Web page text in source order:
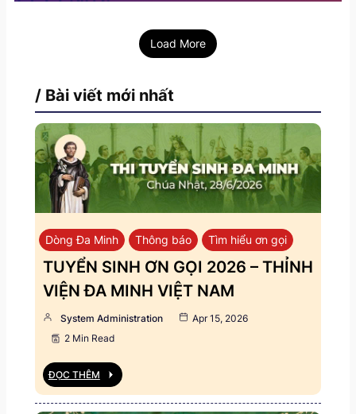
Load More
/ Bài viết mới nhất
Dòng Đa Minh Thông báo Tìm hiểu ơn gọi
TUYỂN SINH ƠN GỌI 2026 – THỈNH
VIỆN ĐA MINH VIỆT NAM
System Administration
Apr 15, 2026
2 Min Read
ĐỌC THÊM